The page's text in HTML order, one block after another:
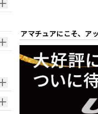
アマチュアにこそ、ア